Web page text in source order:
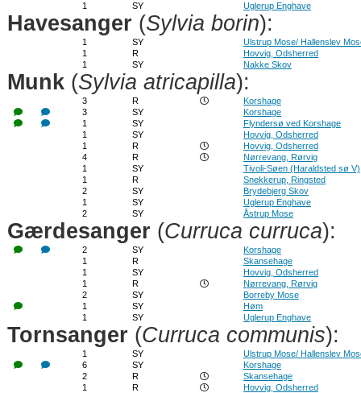
1
SY Uglerup Enghave
Havesanger (Sylvia borin):
1 SY
Ulstrup Mose/ Hallenslev
1
R
Hovvig, Odsherred
1
SY Nakke Skov
Munk (Sylvia atricapilla):
3 R
Korshage
3
SY
Korshage
1
SY
Flyndersø ved Korshage
1
SY
Hovvig, Odsherred
1
R
Hovvig, Odsherred
4
R
Nørrevang, Rørvig
1
SY
Tivoli-Søen (Haraldsted sø V)
1
R
Snekkerup, Ringsted
2
SY
Brydebjerg Skov
1
SY
Uglerup Enghave
2
SY Åstrup Mose
Gærdesanger (Curruca curruca):
2 SY
Korshage
1
R
Skansehage
1
SY
Hovvig, Odsherred
1
R
Nørrevang, Rørvig
2
SY
Borreby Mose
1
SY
Høm
1
SY Uglerup Enghave
Tornsanger (Curruca communis):
1 SY
Ulstrup Mose/ Hallenslev
6
SY
Korshage
2
R
Skansehage
1
R
Hovvig, Odsherred